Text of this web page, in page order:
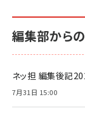
編集部から
ネッ担 編集後記
7月31日 15:00